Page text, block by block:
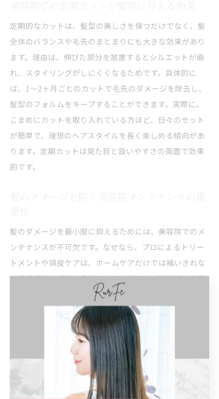
定期的なカットは、髪型の美しさを保つだけでなく、髪
全体のバランスや毛先のまとまりにも大きな効果があり
ます。理由は、伸びた部分を放置するとシルエットが崩
れ、スタイリングがしにくくなるためです。具体的に
は、1〜2ヶ月ごとのカットで毛先のダメージを除去し、
髪型のフォルムをキープすることができます。実際に、
こまめにカットを取り入れている方ほど、日々のセット
が簡単で、理想のヘアスタイルを長く楽しめる傾向があ
ります。定期カットは見た目と扱いやすさの両面で効果
的です。
髪のダメージを最小限に抑えるためには、美容院でのメ
ンテナンスが不可欠です。なぜなら、プロによるトリー
トメントや頭皮ケアは、ホームケアだけでは補いきれな
い栄養補給や補修を実現できるからです。例えば、定期
的なトリートメント施術やスカルプケアを組み合わせる
ことで、カラーやパーマによる負担も軽減できます。具
体的な方法として、施術後はアフターケアを必ず受け
る、髪質に合ったメニューを選ぶなどが挙げられます。
継続的なサロンメンテナンスが髪の健やかさを守るカギ